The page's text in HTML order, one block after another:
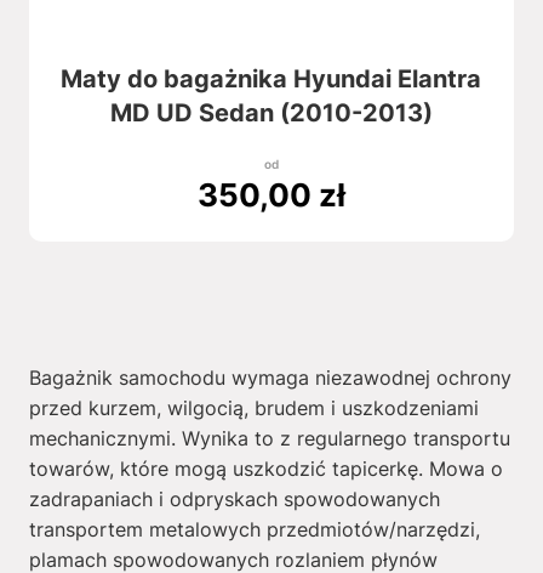
Maty do bagażnika Hyundai Elantra
MD UD Sedan (2010-2013)
od
350,00 zł
Bagażnik samochodu wymaga niezawodnej ochrony
przed kurzem, wilgocią, brudem i uszkodzeniami
mechanicznymi. Wynika to z regularnego transportu
towarów, które mogą uszkodzić tapicerkę. Mowa o
zadrapaniach i odpryskach spowodowanych
transportem metalowych przedmiotów/narzędzi,
plamach spowodowanych rozlaniem płynów